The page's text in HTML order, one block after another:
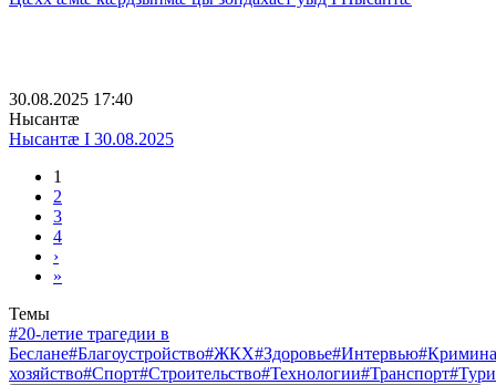
30.08.2025 17:40
Нысантæ
Нысантæ I 30.08.2025
1
2
3
4
›
»
Темы
#20-летие трагедии в
Беслане#Благоустройство#ЖКХ#Здоровье#Интервью
хозяйство#Спорт#Строительство#Технологии#Транспорт